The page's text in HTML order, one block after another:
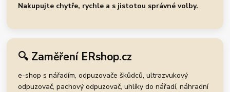
Nakupujte chytře, rychle a s jistotou správné volby.
🔍 Zaměření ERshop.cz
e-shop s nářadím, odpuzovače škůdců, ultrazvukový
odpuzovač, pachový odpuzovač, uhlíky do nářadí, náhradní